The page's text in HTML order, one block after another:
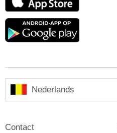
Google
Nederlands
Contact